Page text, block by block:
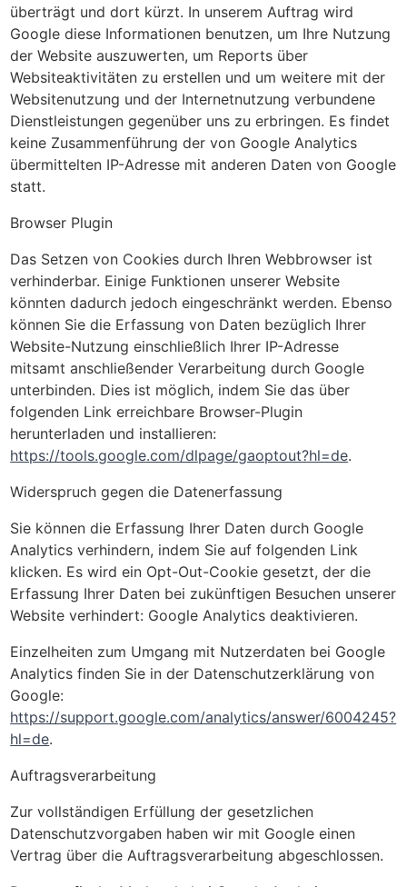
überträgt und dort kürzt. In unserem Auftrag wird
Google diese Informationen benutzen, um Ihre Nutzung
der Website auszuwerten, um Reports über
Websiteaktivitäten zu erstellen und um weitere mit der
Websitenutzung und der Internetnutzung verbundene
Dienstleistungen gegenüber uns zu erbringen. Es findet
keine Zusammenführung der von Google Analytics
übermittelten IP-Adresse mit anderen Daten von Google
statt.
Browser Plugin
Das Setzen von Cookies durch Ihren Webbrowser ist
verhinderbar. Einige Funktionen unserer Website
könnten dadurch jedoch eingeschränkt werden. Ebenso
können Sie die Erfassung von Daten bezüglich Ihrer
Website-Nutzung einschließlich Ihrer IP-Adresse
mitsamt anschließender Verarbeitung durch Google
unterbinden. Dies ist möglich, indem Sie das über
folgenden Link erreichbare Browser-Plugin
herunterladen und installieren:
https://tools.google.com/dlpage/gaoptout?hl=de.
Widerspruch gegen die Datenerfassung
Sie können die Erfassung Ihrer Daten durch Google
Analytics verhindern, indem Sie auf folgenden Link
klicken. Es wird ein Opt-Out-Cookie gesetzt, der die
Erfassung Ihrer Daten bei zukünftigen Besuchen unserer
Website verhindert: Google Analytics deaktivieren.
Einzelheiten zum Umgang mit Nutzerdaten bei Google
Analytics finden Sie in der Datenschutzerklärung von
Google:
https://support.google.com/analytics/answer/6004245?
hl=de.
Auftragsverarbeitung
Zur vollständigen Erfüllung der gesetzlichen
Datenschutzvorgaben haben wir mit Google einen
Vertrag über die Auftragsverarbeitung abgeschlossen.